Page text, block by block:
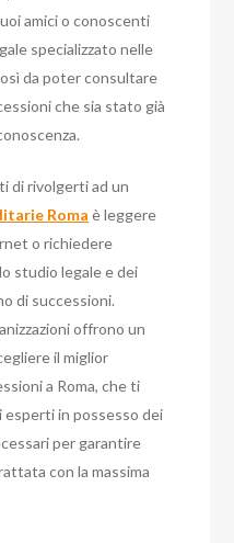
amici o conoscenti
specializzato nelle
da poter consultare
che sia stato già
di rivolgerti ad un
Roma è leggere
o richiedere
studio legale e dei
di successioni.
offrono un
il miglior
a Roma, che ti
esperti in possesso dei
per garantire
con la massima